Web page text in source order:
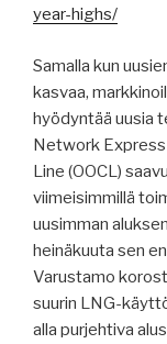
year-highs/
Samalla kun
kasvaa,
hyödyntää uusia
Network Express
Line (OOCL)
viimeisimmillä
uusimman
heinäkuuta sen
Varustamo
suurin LNG-
alla purjehtiva